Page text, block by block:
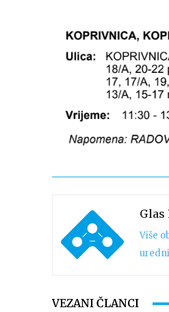
Glas
Više
VEZANI ČLANCI